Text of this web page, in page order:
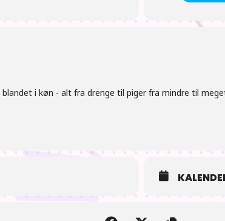
i køn - alt fra drenge til piger fra mindre til